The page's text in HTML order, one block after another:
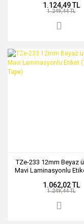
1.124,49 TL
1.249,44 TL
TZe-233 12mm Beyaz
Mavi Laminasyonlu
1.062,02 TL
1.249,44 TL